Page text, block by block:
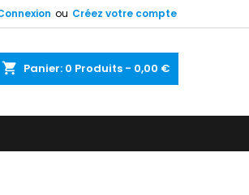
ou Créez votre compte
shopping_cart Panier: 0 Produits - 0,00 €